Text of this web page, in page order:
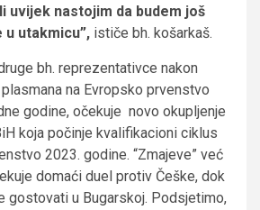
uvijek nastojim da budem još
u utakmicu”, ističe bh. košarkaš.
bh. reprezentativce nakon
na Evropsko prvenstvo
godine, očekuje novo okupljenje
koja počinje kvalifikacioni ciklus
2023. godine. “Zmajeve” već
domaći duel protiv Češke, dok
gostovati u Bugarskoj. Podsjetimo,